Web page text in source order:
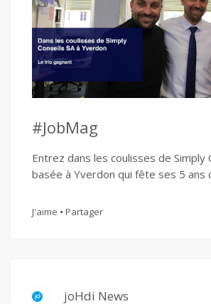
#JobMag
Entrez dans les coulisses de Simply
basée à Yverdon qui fête ses 5 ans
J'aime Partager
joHdi News